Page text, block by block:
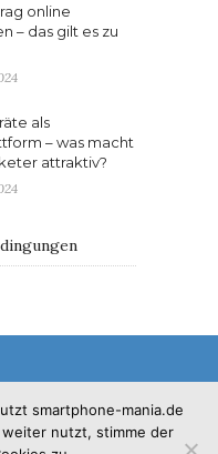
online
– das gilt es zu
als
– was macht
attraktiv?
Designed &
smartphone-mania.de
weiter nutzt, stimme der